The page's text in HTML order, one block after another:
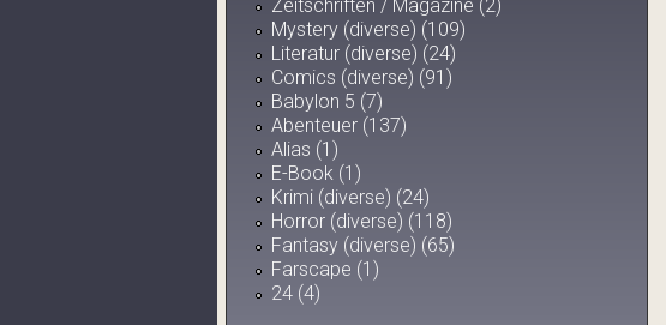
Zeitschriften / Magazine (2)
Mystery (diverse) (109)
Literatur (diverse) (24)
Comics (diverse) (91)
Babylon 5 (7)
Abenteuer (137)
Alias (1)
E-Book (1)
Krimi (diverse) (24)
Horror (diverse) (118)
Fantasy (diverse) (65)
Farscape (1)
24 (4)